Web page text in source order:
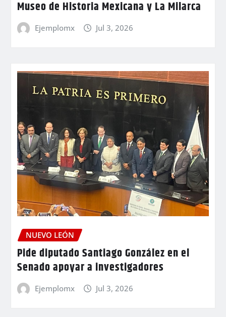
Museo de Historia Mexicana y La Milarca
Ejemplomx Jul 3, 2026
NUEVO LEÓN
Pide diputado Santiago González en el
Senado apoyar a investigadores
Ejemplomx Jul 3, 2026